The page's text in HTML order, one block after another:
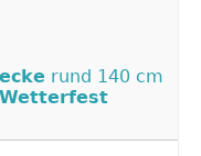
rund 140 cm
Wetterfest